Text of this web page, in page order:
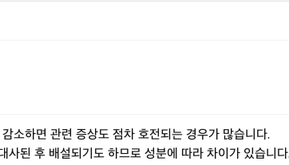
소하면 관련 증상도 점차 호전되는 경우가 많습니다.
된 후 배설되기도 하므로 성분에 따라 차이가 있습니